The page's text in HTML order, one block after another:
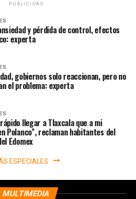
PUBLICIDAD
y pérdida de control, efectos
experta
gobiernos solo reaccionan, pero no
el problema: experta
llegar a Tlaxcala que a mi
Polanco”, reclaman habitantes del
Edomex
ESPECIALES
MULTIMEDIA